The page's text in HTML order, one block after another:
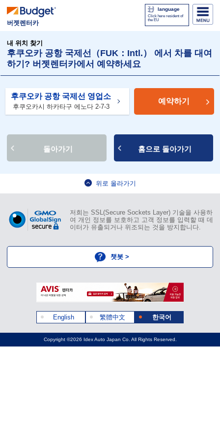
버젯렌터카
language
Click here resident of
the EU
내 위치 찾기
후쿠오카 공항 국제선（FUK：Intl.） 에서 차를 대여
하기? 버젯렌터카에서 예약하세요
후쿠오카 공항 국제선 영업소
후쿠오카시 하카타구 에노다 2-7-3
예약하기
돌아가기 홈으로 돌아가기
위로 올라가기
저희는 SSL(Secure Sockets Layer) 기술을 사용하
여 개인 정보를 보호하고 고객 정보를 입력할 때 데
이터가 유출되거나 위조되는 것을 방지합니다.
챗봇 >
English 繁體中文 한국어
Copyright ©2026 Idex Auto Japan Co. All Rights Reserved.